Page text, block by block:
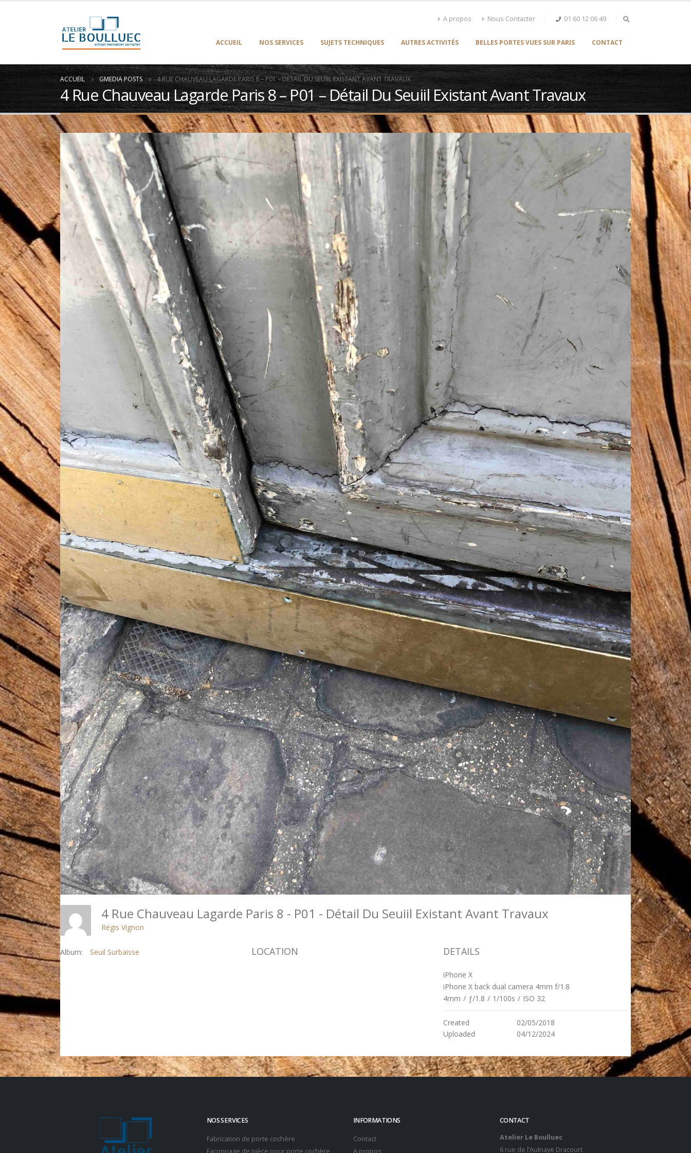
A propos Nous Contacter 01 60 12 06 49
ACCUEIL NOS SERVICES SUJETS TECHNIQUES AUTRES ACTIVITÉS BELLES PORTES VUES SUR PARIS CONTACT
ACCUEIL GMEDIA POSTS 4 RUE CHAUVEAU LAGARDE PARIS 8 – P01 – DÉTAIL DU SEUIIL EXISTANT AVANT TRAVAUX
4 Rue Chauveau Lagarde Paris 8 – P01 – Détail Du Seuiil Existant Avant Travaux
4 Rue Chauveau Lagarde Paris 8 - P01 - Détail Du Seuiil Existant Avant Travaux
Régis Vignon
Album: Seuil Surbaisse LOCATION DETAILS
iPhone X
iPhone X back dual camera 4mm f/1.8
4mm / ƒ/1.8 / 1/100s / ISO 32
Created
02/05/2018
Uploaded
04/12/2024
NOS SERVICES
Fabrication de porte cochère
Façonnage de pièce pour porte cochère
INFORMATIONS
Contact
A propos
CONTACT
Atelier Le Boulluec
6 rue de l’Aulnaye Dracourt